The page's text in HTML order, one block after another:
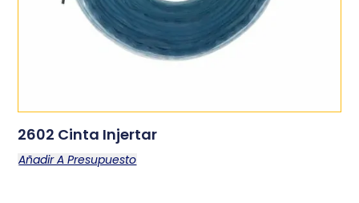
2602 Cinta Injertar
Añadir A Presupuesto